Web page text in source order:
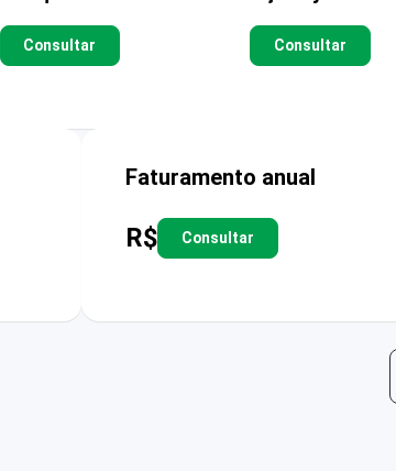
Consultar Consultar
Faturamento anual
R$ Consultar